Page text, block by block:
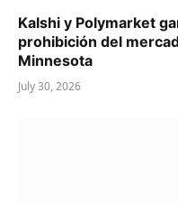
Kalshi y Polymarket
prohibición del
Minnesota
July 30, 2026